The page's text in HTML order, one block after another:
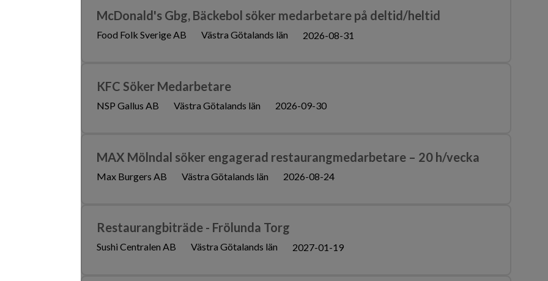
McDonald's Gbg, Bäckebol söker medarbetare på deltid/heltid
Food Folk Sverige AB Västra Götalands län 2026-08-31
KFC Söker Medarbetare
NSP Gallus AB Västra Götalands län 2026-09-30
MAX Mölndal söker engagerad restaurangmedarbetare – 20 h/vecka
Max Burgers AB Västra Götalands län 2026-08-24
Restaurangbiträde - Frölunda Torg
Sushi Centralen AB Västra Götalands län 2027-01-19